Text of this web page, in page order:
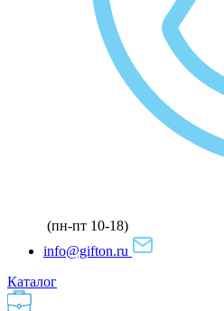
(пн-пт 10-18)
info@gifton.ru
Каталог